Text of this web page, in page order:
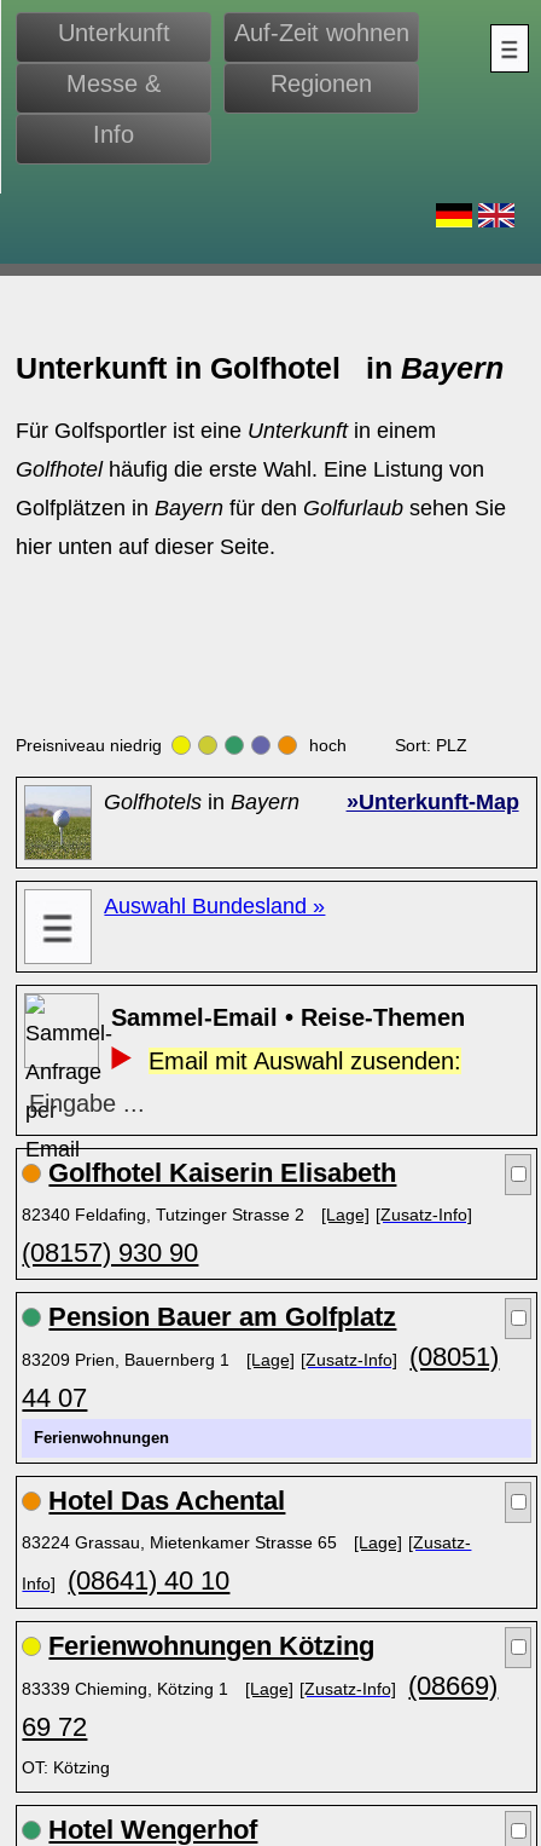
Unterkunft
Auf-Zeit wohnen
Messe &
Monteure
Regionen
Info
Unterkunft in Golfhotel inBayern
Für Golfsportler ist eine Unterkunftin einem
Golfhotelhäufig die erste Wahl. Eine Listung von
Golfplätzen inBayern für den Golfurlaub sehen Sie
hier unten auf dieser Seite.
Preisniveau niedrig hoch Sort: PLZ
Golfhotels inBayern »Unterkunft-Map
Auswahl Bundesland »
Sammel-Email • Reise-Themen
Email mit Auswahl zusenden:
Eingabe ...
Golfhotel Kaiserin Elisabeth
82340 Feldafing, Tutzinger Strasse 2 [Lage] [Zusatz-Info]
(08157) 930 90
Pension Bauer am Golfplatz
83209 Prien, Bauernberg 1 [Lage] [Zusatz-Info]
(08051)
44 07
Ferienwohnungen
Hotel Das Achental
83224 Grassau, Mietenkamer Strasse 65 [Lage] [Zusatz-
Info] (08641) 40 10
Ferienwohnungen Kötzing
83339 Chieming, Kötzing 1 [Lage] [Zusatz-Info]
(08669)
69 72
OT: Kötzing
Hotel Wengerhof